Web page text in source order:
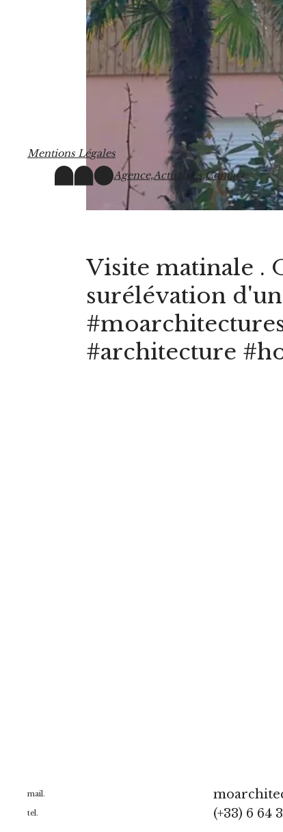
Visite matinale .
surélévation
#architecture
mail.
tel. (+33) 6 64
Mentions Légales
Agence,Actualités,Contact